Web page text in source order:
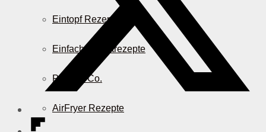
Eintopf Rezepte
Einfache Salatrezepte
Pizza & Co.
AirFryer Rezepte